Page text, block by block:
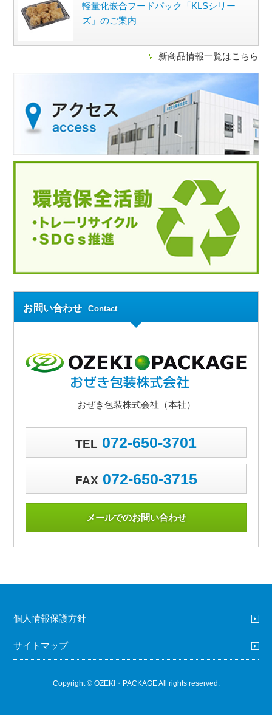
軽量化嵌合フードパック「KLSシリー
ズ」のご案内
新商品情報一覧はこちら
お問い合わせ Contact
おぜき包装株式会社（本社）
TEL 072-650-3701
FAX 072-650-3715
メールでのお問い合わせ
個人情報保護方針
サイトマップ
Copyright © OZEKI・PACKAGE All rights reserved.